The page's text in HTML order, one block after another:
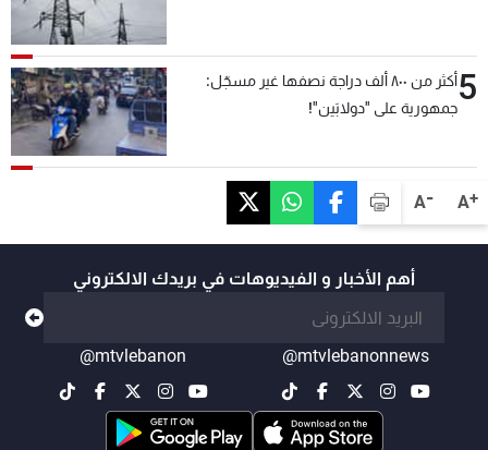
A+
A-
5
أكثر من ٨٠٠ ألف دراجة نصفها غير مسجّل:
جمهورية على "دولابَين"!
أهم الأخبار و الفيديوهات في بريدك الالكتروني
@mtvlebanonnews
@mtvlebanon